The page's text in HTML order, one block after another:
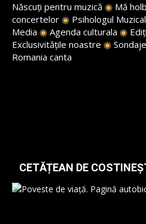
Născuți pentru muzică ◉ Mă
concertelor ◉ Psihologul Muzical
Media ◉ Agenda culturala ◉
Exclusivitățile noastre ◉ Sondaje
Romania canta
CETĂȚEAN DE